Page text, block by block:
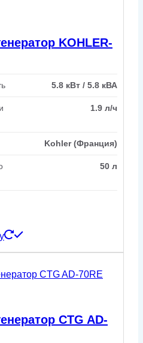
KOHLER-
5.8 кВт / 5.8 кВА
1.9 л/ч
Kohler (Франция)
50 л
CTG AD-